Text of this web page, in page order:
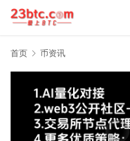
首页 币资讯